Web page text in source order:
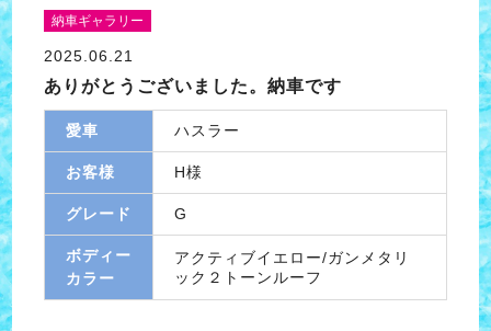
納車ギャラリー
2025.06.21
ありがとうございました。納車です
愛車 ハスラー
お客様 H様
グレード G
ボディー
カラー
アクティブイエロー/ガンメタリ
ック２トーンルーフ